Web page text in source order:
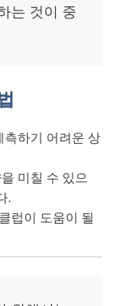
는 것이 중
하기 어려운 상
미칠 수 있으
.
럽이 도움이 될